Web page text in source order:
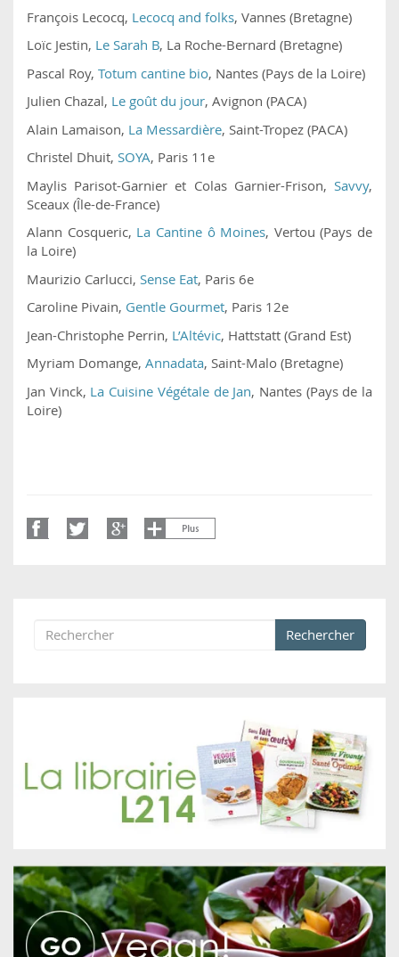
François Lecocq, Lecocq and folks, Vannes (Bretagne)
Loïc Jestin, Le Sarah B, La Roche-Bernard (Bretagne)
Pascal Roy, Totum cantine bio, Nantes (Pays de la Loire)
Julien Chazal, Le goût du jour, Avignon (PACA)
Alain Lamaison, La Messardière, Saint-Tropez (PACA)
Christel Dhuit, SOYA, Paris 11e
Maylis Parisot-Garnier et Colas Garnier-Frison, Savvy,
Sceaux (Île-de-France)
Alann Cosqueric, La Cantine ô Moines, Vertou (Pays de
la Loire)
Maurizio Carlucci, Sense Eat, Paris 6e
Caroline Pivain, Gentle Gourmet, Paris 12e
Jean-Christophe Perrin, L’Altévic, Hattstatt (Grand Est)
Myriam Domange, Annadata, Saint-Malo (Bretagne)
Jan Vinck, La Cuisine Végétale de Jan, Nantes (Pays de la
Loire)
Formulaire de recherche
Rechercher